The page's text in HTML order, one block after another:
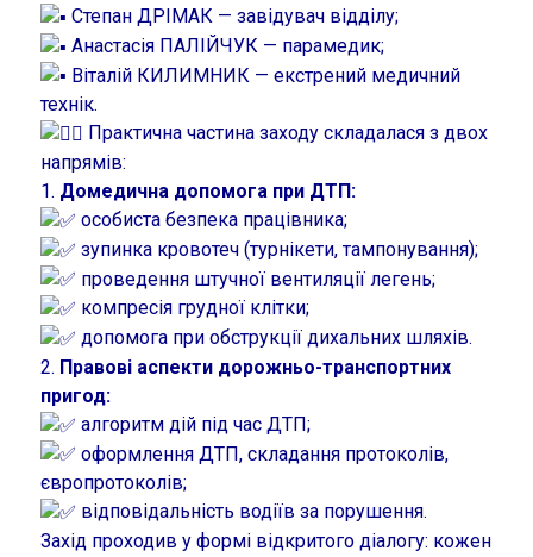
Степан ДРІМАК — завідувач відділу;
Анастасія ПАЛІЙЧУК — парамедик;
Віталій КИЛИМНИК — екстрений медичний
технік.
Практична частина заходу складалася з двох
напрямів:
1. Домедична допомога при ДТП:
особиста безпека працівника;
зупинка кровотеч (турнікети, тампонування);
проведення штучної вентиляції легень;
компресія грудної клітки;
допомога при обструкції дихальних шляхів.
2. Правові аспекти дорожньо-транспортних
пригод:
алгоритм дій під час ДТП;
оформлення ДТП, складання протоколів,
європротоколів;
відповідальність водіїв за порушення.
Захід проходив у формі відкритого діалогу: кожен